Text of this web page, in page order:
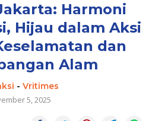
Harmoni
Hijau dalam Aksi
dan
Alam
- Vritimes
5, 2025